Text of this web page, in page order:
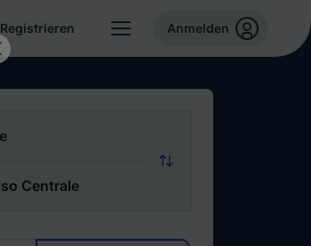
Registrieren Anmelden